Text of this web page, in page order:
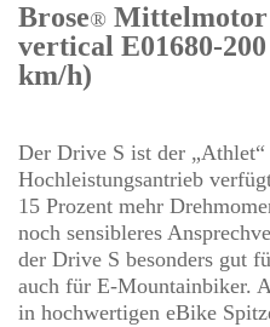
Brose®
vertical E01680-200
km/h)
Der Drive S ist der
Hochleistungsantrieb
15 Prozent mehr
noch sensibleres
der Drive S besonders gut
auch für E-Mountainbiker.
in hochwertigen eBike